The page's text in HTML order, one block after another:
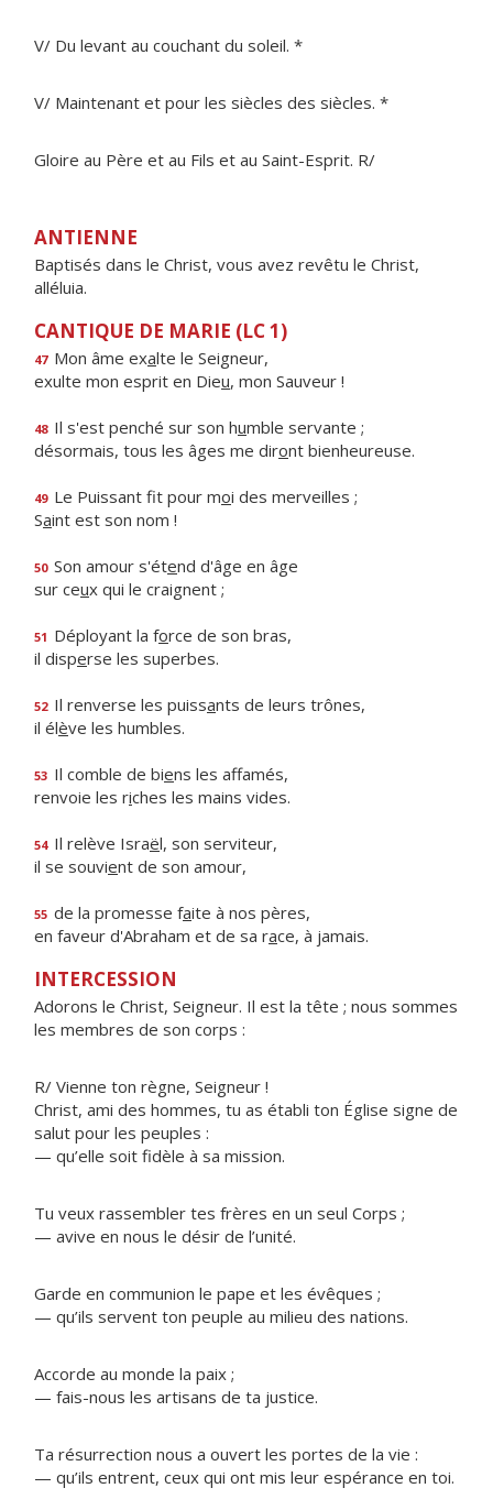
V/ Du levant au couchant du soleil. *
V/ Maintenant et pour les siècles des siècles. *
Gloire au Père et au Fils et au Saint-Esprit. R/
ANTIENNE
Baptisés dans le Christ, vous avez revêtu le Christ,
alléluia.
CANTIQUE DE MARIE (LC 1)
47 Mon âme exalte le Seigneur,
exulte mon esprit en Dieu, mon Sauveur !
48 Il s'est penché sur son humble servante ;
désormais, tous les âges me diront bienheureuse.
49 Le Puissant fit pour moi des merveilles ;
Saint est son nom !
50 Son amour s'étend d'âge en âge
sur ceux qui le craignent ;
51 Déployant la force de son bras,
il disperse les superbes.
52 Il renverse les puissants de leurs trônes,
il élève les humbles.
53 Il comble de biens les affamés,
renvoie les riches les mains vides.
54 Il relève Israël, son serviteur,
il se souvient de son amour,
55 de la promesse faite à nos pères,
en faveur d'Abraham et de sa race, à jamais.
INTERCESSION
Adorons le Christ, Seigneur. Il est la tête ; nous sommes
les membres de son corps :
R/ Vienne ton règne, Seigneur !
Christ, ami des hommes, tu as établi ton Église signe de
salut pour les peuples :
— qu’elle soit fidèle à sa mission.
Tu veux rassembler tes frères en un seul Corps ;
— avive en nous le désir de l’unité.
Garde en communion le pape et les évêques ;
— qu’ils servent ton peuple au milieu des nations.
Accorde au monde la paix ;
— fais-nous les artisans de ta justice.
Ta résurrection nous a ouvert les portes de la vie :
— qu’ils entrent, ceux qui ont mis leur espérance en toi.